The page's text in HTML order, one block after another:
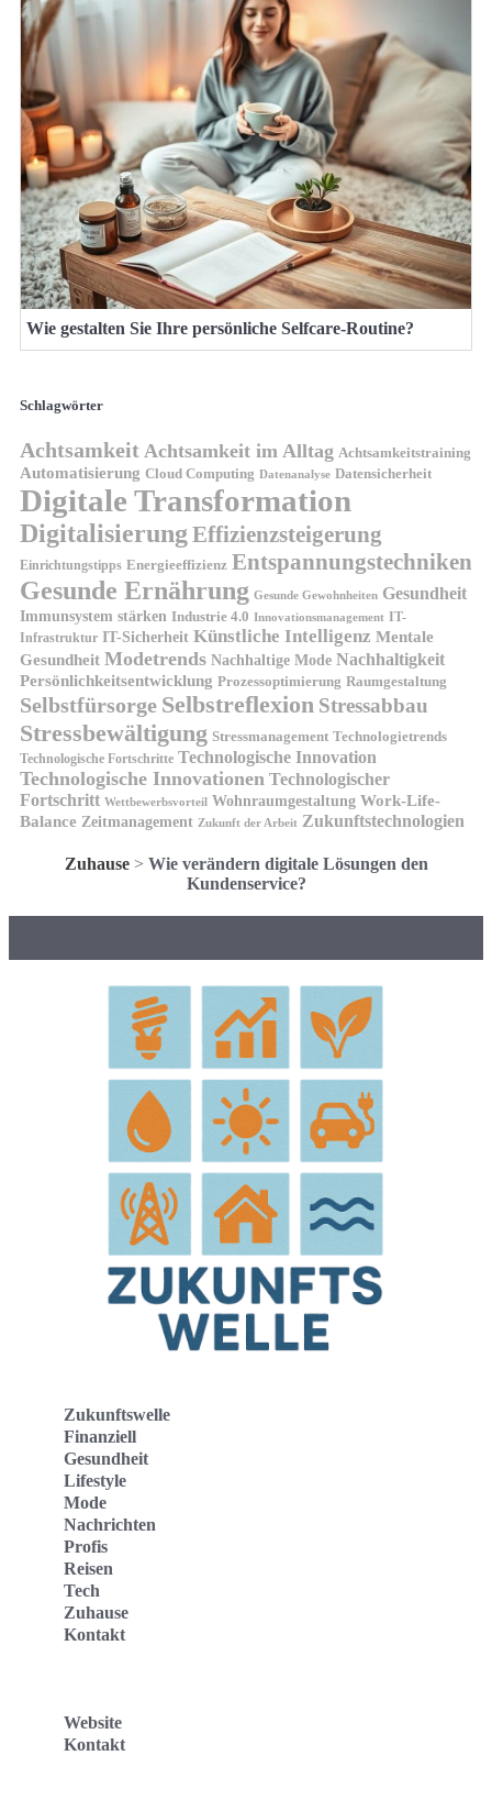
Wie gestalten Sie Ihre persönliche Selfcare-Routine?
Schlagwörter
Achtsamkeit Achtsamkeit im Alltag Achtsamkeitstraining
Automatisierung Cloud Computing Datenanalyse Datensicherheit
Digitale Transformation
Digitalisierung Effizienzsteigerung
Einrichtungstipps Energieeffizienz Entspannungstechniken
Gesunde Ernährung Gesunde Gewohnheiten Gesundheit
Immunsystem stärken Industrie 4.0 Innovationsmanagement IT-
Infrastruktur IT-Sicherheit Künstliche Intelligenz Mentale
Gesundheit Modetrends Nachhaltige Mode Nachhaltigkeit
Persönlichkeitsentwicklung Prozessoptimierung Raumgestaltung
Selbstfürsorge Selbstreflexion Stressabbau
Stressbewältigung Stressmanagement Technologietrends
Technologische Fortschritte Technologische Innovation
Technologische Innovationen Technologischer
Fortschritt Wettbewerbsvorteil Wohnraumgestaltung Work-Life-
Balance Zeitmanagement Zukunft der Arbeit Zukunftstechnologien
Zuhause> Wie verändern digitale Lösungen den
Kundenservice?
Zukunftswelle
Finanziell
Gesundheit
Lifestyle
Mode
Nachrichten
Profis
Reisen
Tech
Zuhause
Kontakt
Website
Kontakt